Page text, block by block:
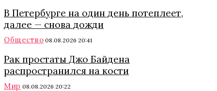
В Петербурге на один день потеплеет,
далее — снова дожди
Общество 08.08.2026 20:41
Рак простаты Джо Байдена
распространился на кости
Мир 08.08.2026 20:22